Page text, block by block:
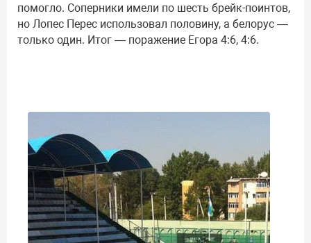
помогло. Соперники имели по шесть брейк-поинтов,
но Лопес Перес использовал половину, а белорус —
только один. Итог — поражение Егора 4:6, 4:6.